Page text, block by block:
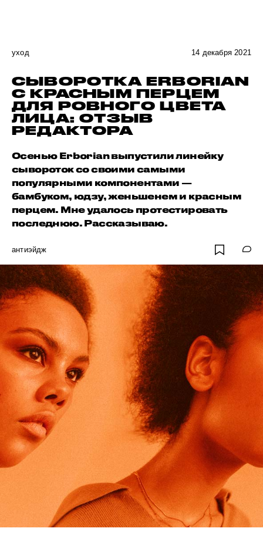
уход 14 декабря 2021
СЫВОРОТКА ERBORIAN
С КРАСНЫМ ПЕРЦЕМ
ДЛЯ РОВНОГО ЦВЕТА
ЛИЦА: ОТЗЫВ
РЕДАКТОРА
Осенью Erborian выпустили линейку
сывороток со своими самыми
популярными компонентами —
бамбуком, юдзу, женьшенем и красным
перцем. Мне удалось протестировать
последнюю. Рассказываю.
антиэйдж